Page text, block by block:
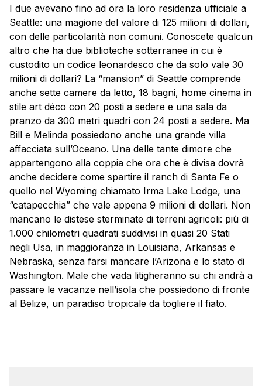
I due avevano fino ad ora la loro residenza ufficiale a
Seattle: una magione del valore di 125 milioni di dollari,
con delle particolarità non comuni. Conoscete qualcun
altro che ha due biblioteche sotterranee in cui è
custodito un codice leonardesco che da solo vale 30
milioni di dollari? La “mansion” di Seattle comprende
anche sette camere da letto, 18 bagni, home cinema in
stile art déco con 20 posti a sedere e una sala da
pranzo da 300 metri quadri con 24 posti a sedere. Ma
Bill e Melinda possiedono anche una grande villa
affacciata sull’Oceano. Una delle tante dimore che
appartengono alla coppia che ora che è divisa dovrà
anche decidere come spartire il ranch di Santa Fe o
quello nel Wyoming chiamato Irma Lake Lodge, una
“catapecchia” che vale appena 9 milioni di dollari. Non
mancano le distese sterminate di terreni agricoli: più di
1.000 chilometri quadrati suddivisi in quasi 20 Stati
negli Usa, in maggioranza in Louisiana, Arkansas e
Nebraska, senza farsi mancare l’Arizona e lo stato di
Washington. Male che vada litigheranno su chi andrà a
passare le vacanze nell’isola che possiedono di fronte
al Belize, un paradiso tropicale da togliere il fiato.